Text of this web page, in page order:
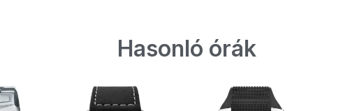
Hasonló órák